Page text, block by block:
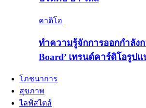
คาดิโอ
ทำความรู้จักการออกกำลังก
Board’ เทรนด์คาร์ดิโอรูป
โภชนาการ
สุขภาพ
ไลฟ์สไตล์